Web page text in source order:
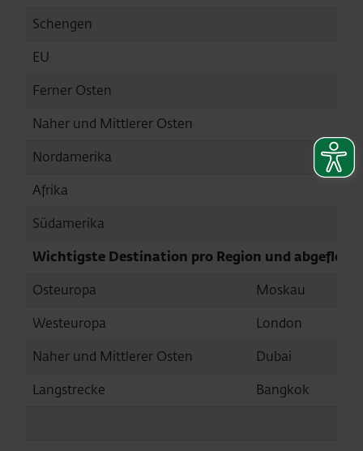
Schengen
EU
Ferner Osten
Naher und Mittlerer Osten
Nordamerika
Afrika
Südamerika
Wichtigste Destination pro Region und
Osteuropa
Moskau
Westeuropa
London
Naher und Mittlerer Osten
Dubai
Langstrecke
Bangkok